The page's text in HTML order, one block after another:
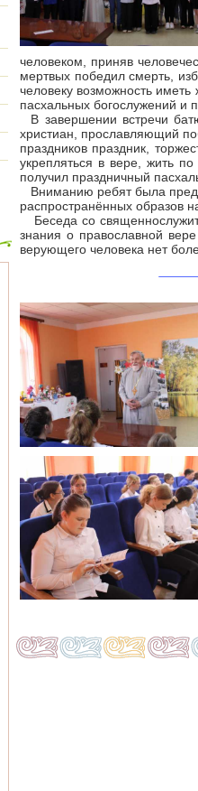
человеком, приняв
мертвых победил смерть,
человеку возможность
пасхальных богослужений и
В завершении встречи
христиан, прославляющий
праздников праздник,
укрепляться в вере, жить
получил праздничный
Вниманию ребят была
распространённых образов
Беседа со
знания о православной
верующего человека нет